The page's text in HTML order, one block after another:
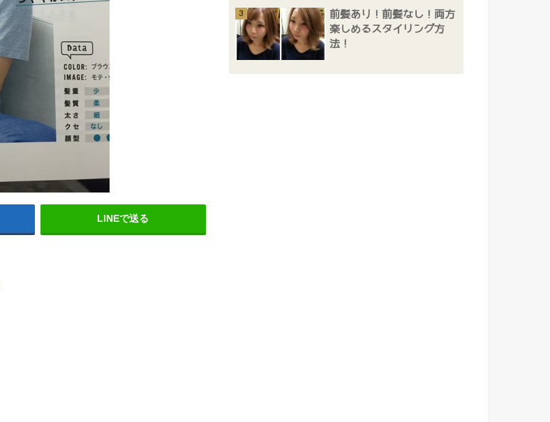
LINEで送る
前髪あり！前髪なし！両方
楽しめるスタイリング方
法！